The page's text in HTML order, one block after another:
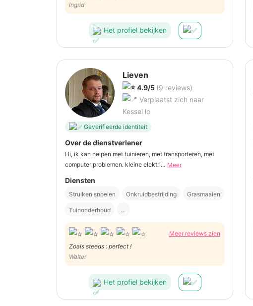
Ingrid
Het profiel bekijken
Lieven
4.9/5 (9 reviews)
Verplaatst zich naar
Kessel lo
Geverifieerde identiteit
Over de dienstverlener
Hi, ik kan helpen met tuinieren, met transporteren, met
computer problemen. kleine elektri... Meer
Diensten
Struiken snoeien Onkruidbestrijding Grasmaaien
Tuinonderhoud ...
Meer reviews zien
Zoals steeds : perfect !
Walter
Het profiel bekijken